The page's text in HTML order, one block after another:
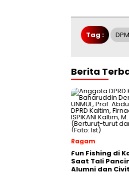
Tag :
Berita
Ragam
Fun Fishing di
Saat Tali
Alumni dan